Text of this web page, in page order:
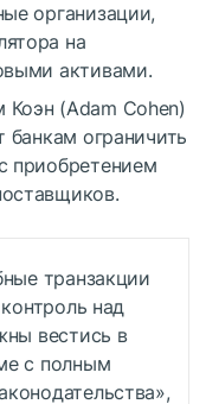
организации,
на
активами.
(Adam Cohen)
банкам ограничить
приобретением
транзакции
над
вестись в
с полным